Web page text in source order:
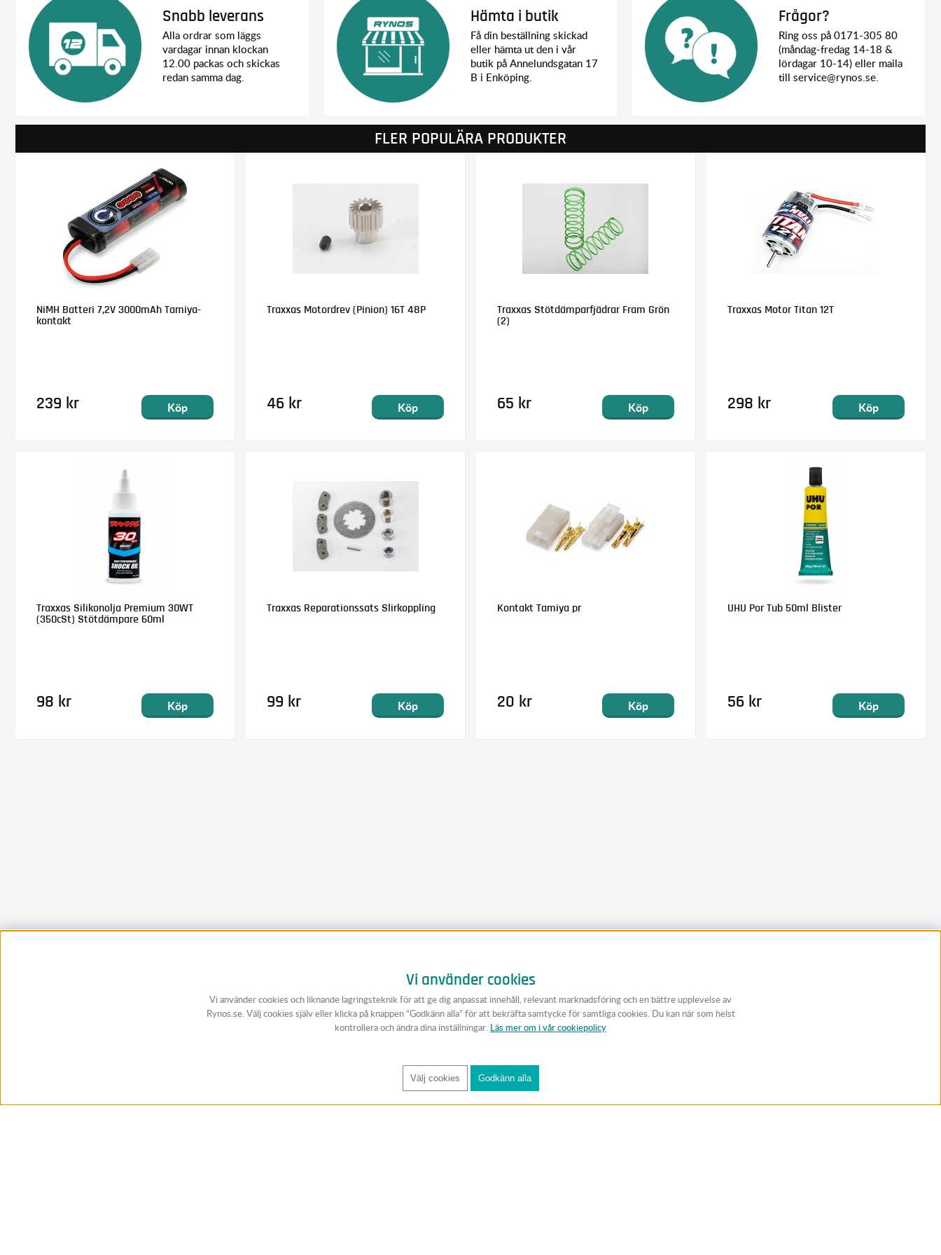
Snabb leverans
Alla ordrar som läggs
vardagar innan klockan
12.00 packas och skickas
redan samma dag.
Hämta i butik
Få din beställning skickad
eller hämta ut den i vår
butik på Annelundsgatan 17
B i Enköping.
Frågor?
Ring oss på 0171-305 80
(måndag-fredag 14-18 &
lördagar 10-14) eller maila
till service@rynos.se.
FLER POPULÄRA PRODUKTER
NiMH Batteri 7,2V 3000mAh Tamiya-
kontakt
239 kr Köp
Traxxas Motordrev (Pinion) 16T 48P
46 kr Köp
Traxxas Stötdämparfjädrar Fram Grön
(2)
65 kr Köp
Traxxas Motor Titan 12T
298 kr Köp
Traxxas Silikonolja Premium 30WT
(350cSt) Stötdämpare 60ml
98 kr Köp
Traxxas Reparationssats Slirkoppling
99 kr Köp
Kontakt Tamiya pr
20 kr Köp
UHU Por Tub 50ml Blister
56 kr Köp
Vi använder cookies
Vi använder cookies och liknande lagringsteknik för att ge dig anpassat innehåll, relevant marknadsföring och en bättre upplevelse av
Rynos.se. Välj cookies själv eller klicka på knappen “Godkänn alla” för att bekräfta samtycke för samtliga cookies. Du kan när som helst
kontrollera och ändra dina inställningar. Läs mer om i vår cookiepolicy
Välj cookies Godkänn alla